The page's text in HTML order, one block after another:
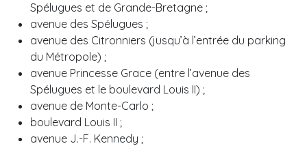
Spélugues et de Grande-Bretagne ;
avenue des Spélugues ;
avenue des Citronniers (jusqu’à l’entrée du parking
du Métropole) ;
avenue Princesse Grace (entre l’avenue des
Spélugues et le boulevard Louis II) ;
avenue de Monte-Carlo ;
boulevard Louis II ;
avenue J.-F. Kennedy ;